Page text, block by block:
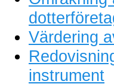
Värdering
instrument